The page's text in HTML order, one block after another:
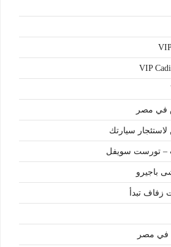
VIP
في مصر
لاستئجار سيارتك
– تورست سويفل
باجيرو
زفاف تبدأ
في مصر